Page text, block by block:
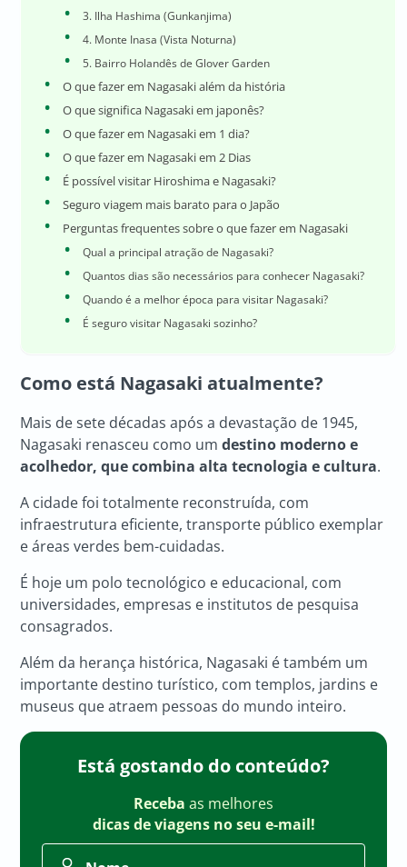
3. Ilha Hashima (Gunkanjima)
4. Monte Inasa (Vista Noturna)
5. Bairro Holandês de Glover Garden
O que fazer em Nagasaki além da história
O que significa Nagasaki em japonês?
O que fazer em Nagasaki em 1 dia?
O que fazer em Nagasaki em 2 Dias
É possível visitar Hiroshima e Nagasaki?
Seguro viagem mais barato para o Japão
Perguntas frequentes sobre o que fazer em Nagasaki
Qual a principal atração de Nagasaki?
Quantos dias são necessários para conhecer Nagasaki?
Quando é a melhor época para visitar Nagasaki?
É seguro visitar Nagasaki sozinho?
Como está Nagasaki atualmente?
Mais de sete décadas após a devastação de 1945,
Nagasaki renasceu como umdestino moderno e
acolhedor, que combina alta tecnologia e cultura.
A cidade foi totalmente reconstruída, com
infraestrutura eficiente, transporte público exemplar
e áreas verdes bem-cuidadas.
É hoje um polo tecnológico e educacional, com
universidades, empresas e institutos de pesquisa
consagrados.
Além da herança histórica, Nagasaki é também um
importante destino turístico, com templos, jardins e
museus que atraem pessoas do mundo inteiro.
Está gostando do conteúdo?
Receba as melhores
dicas de viagens no seu e-mail!